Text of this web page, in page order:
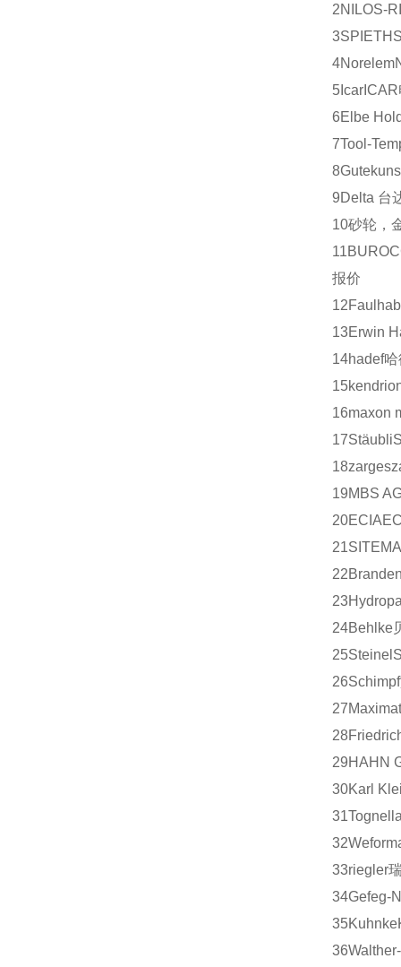
2NILOS-
3SPIETH
4Norelem
5 Icar ICAR
6Elbe
7Tool-
8
9Delta 台
10砂轮，
11
报价
12
13Erwin
14hadef哈
15
16maxon
17Stäubli
18zarges
19MBS
20ECIA
21
22
23
24Behlke
25Steinel
26Schimpf
27
28
29HAHN
30Karl
31
32
33riegler
34Gefeg-
35Kuhnke
36